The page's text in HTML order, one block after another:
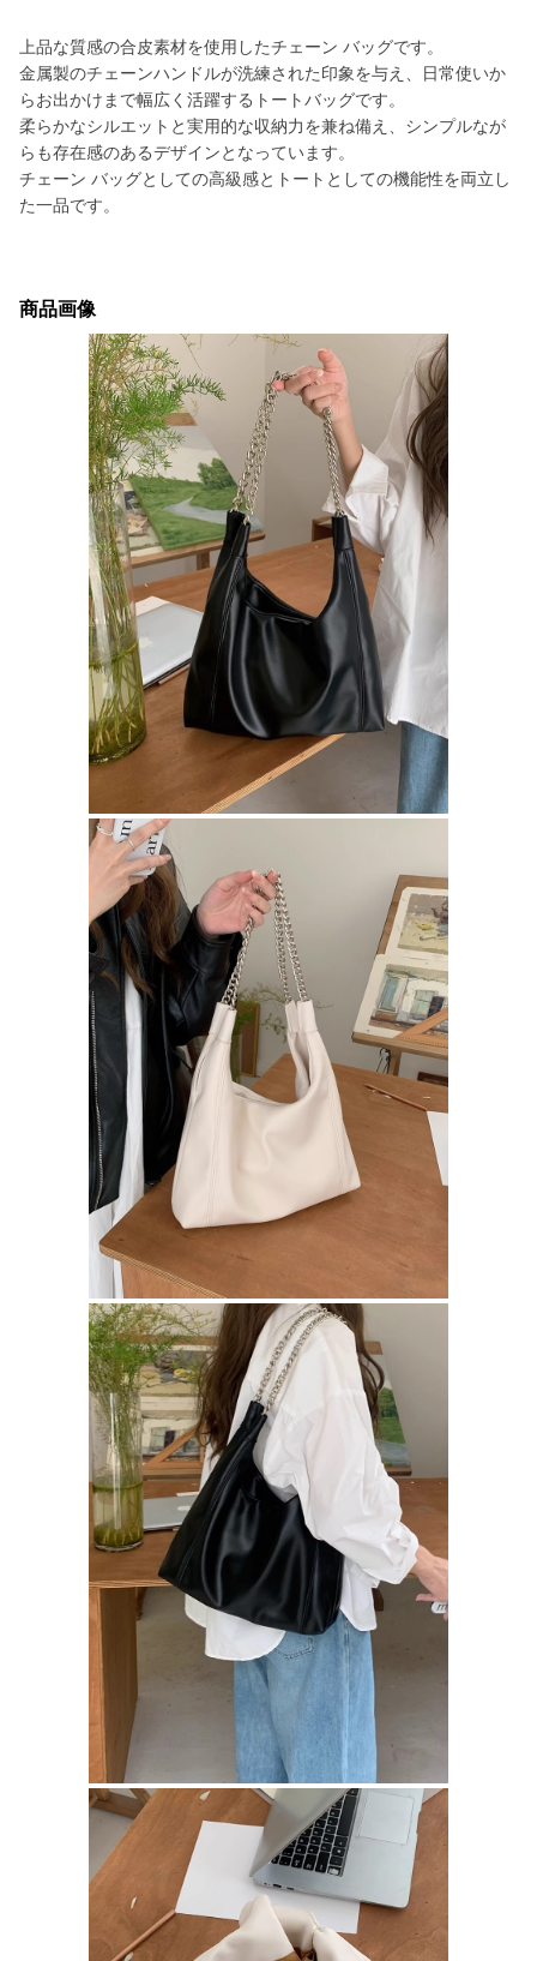
上品な質感の合皮素材を使用したチェーン バッグです。
金属製のチェーンハンドルが洗練された印象を与え、日常使いか
らお出かけまで幅広く活躍するトートバッグです。
柔らかなシルエットと実用的な収納力を兼ね備え、シンプルなが
らも存在感のあるデザインとなっています。
チェーン バッグとしての高級感とトートとしての機能性を両立し
た一品です。
商品画像